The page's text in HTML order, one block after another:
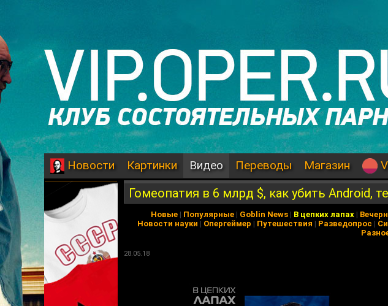
Новости Картинки Видео Переводы Магазин
Гомеопатия в 6 млрд $, как убить Android,
Новые | Популярные | Goblin News | В цепких лапах |
Новости науки | Опергеймер | Путешествия | Разведопрос |
28.05.18